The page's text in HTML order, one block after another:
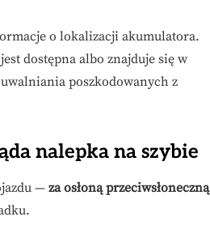
o lokalizacji akumulatora.
dostępna albo znajduje się w
poszkodowanych z
nalepka na szybie
— za osłoną przeciwsłoneczną